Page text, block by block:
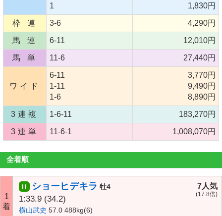
1
1,830円
枠 連 3-6 4,290円
馬 連 6-11 12,010円
馬 単 11-6 27,440円
ワイド
6-11
1-11
1-6
3,770円
9,490円
8,890円
3連複 1-6-11 183,270円
3連単 11-6-1 1,008,070円
全着順
1
着
11 ショーヒデキラ 牡4
1:33.9 (34.2)
横山武史 57.0 488kg(6)
7人気
(17.8倍)